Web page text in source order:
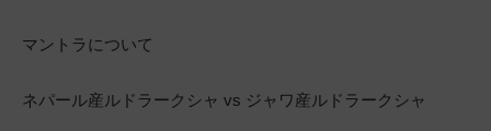
マントラについて
ネパール産ルドラークシャ vs ジャワ産ルドラークシャ